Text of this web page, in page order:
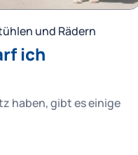
und Rädern
ich
haben, gibt es einige